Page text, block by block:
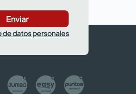
Enviar
de datos personales